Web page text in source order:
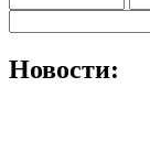
Новости: